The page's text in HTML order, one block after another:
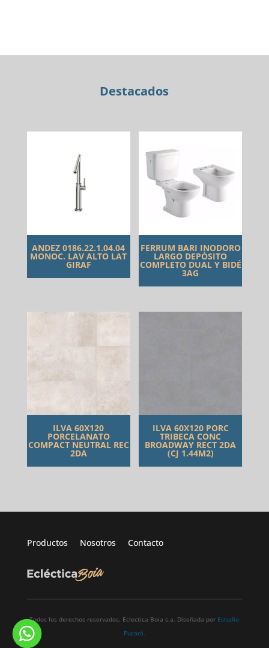
Destacados
ANDEZ 0186.22.1.04.04
MONOC. LAV ALTO LAT
GIRAF
FERRUM BARI INODORO
LARGO DEPÓSITO
COMPLETO DUAL Y BIDÉ
3AG
ILVA 60X120
PORCELANATO
COMPACT NEUTRAL REC
2DA
ILVA 60X120 PORC
TRIBECA CONC
BROADWAY RECT 2DA
(CJ 1.44M2)
Productos Nosotros Contacto
Todos los derechos reservados. Eclectica Boia s.a. Diseñada por Estudio
Pucará.